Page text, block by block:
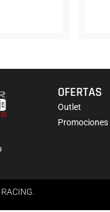
OFERTAS
Outlet
Promociones